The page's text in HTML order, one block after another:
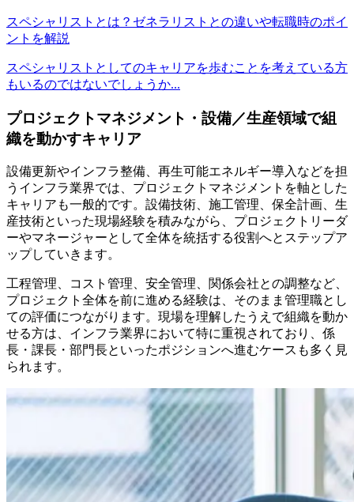
スペシャリストとは？ゼネラリストとの違いや転職時のポイ
ントを解説
スペシャリストとしてのキャリアを歩むことを考えている方
もいるのではないでしょうか...
プロジェクトマネジメント・設備／生産領域で組
織を動かすキャリア
設備更新やインフラ整備、再生可能エネルギー導入などを担
うインフラ業界では、プロジェクトマネジメントを軸とした
キャリアも一般的です。設備技術、施工管理、保全計画、生
産技術といった現場経験を積みながら、プロジェクトリーダ
ーやマネージャーとして全体を統括する役割へとステップア
ップしていきます。
工程管理、コスト管理、安全管理、関係会社との調整など、
プロジェクト全体を前に進める経験は、そのまま管理職とし
ての評価につながります。現場を理解したうえで組織を動か
せる方は、インフラ業界において特に重視されており、係
長・課長・部門長といったポジションへ進むケースも多く見
られます。